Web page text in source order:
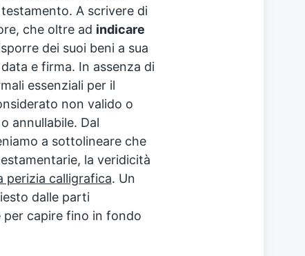
A scrivere di
che oltre ad indicare
dei suoi beni a sua
e firma. In assenza di
essenziali per il
non valido o
annullabile. Dal
a sottolineare che
la veridicità
perizia calligrafica. Un
dalle parti
per capire fino in fondo